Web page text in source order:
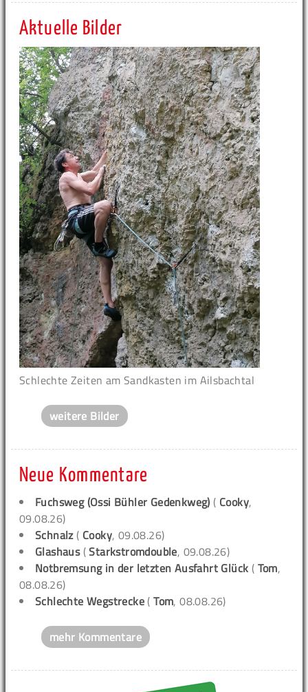
Aktuelle Bilder
Schlechte Zeiten am Sandkasten im Ailsbachtal
weitere Bilder
Neue Kommentare
Fuchsweg (Ossi Bühler Gedenkweg) ( Cooky,
09.08.26)
Schnalz( Cooky, 09.08.26)
Glashaus(Starkstromdouble, 09.08.26)
Notbremsung in der letzten Ausfahrt Glück ( Tom,
08.08.26)
Schlechte Wegstrecke (Tom, 08.08.26)
mehr Kommentare